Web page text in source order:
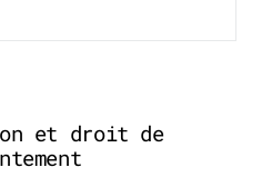
et droit de